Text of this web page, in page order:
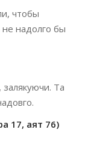
чтобы
не надолго бы
залякуючи. Та
17, аят 76)